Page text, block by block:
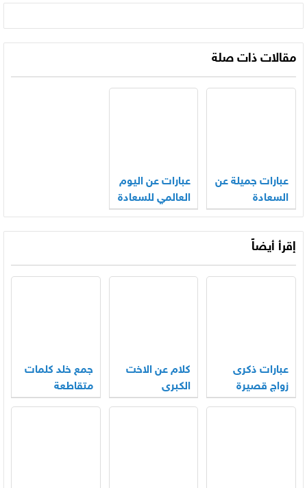
مقالات ذات صلة
عبارات جميلة عن
السعادة
عبارات عن اليوم
العالمي للسعادة
إقرأ أيضاً
عبارات ذكرى
زواج قصيرة
كلام عن الاخت
الكبرى
جمع خلد كلمات
متقاطعة